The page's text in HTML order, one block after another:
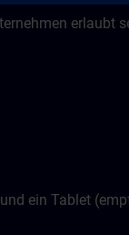
erlaubt
ein Tablet